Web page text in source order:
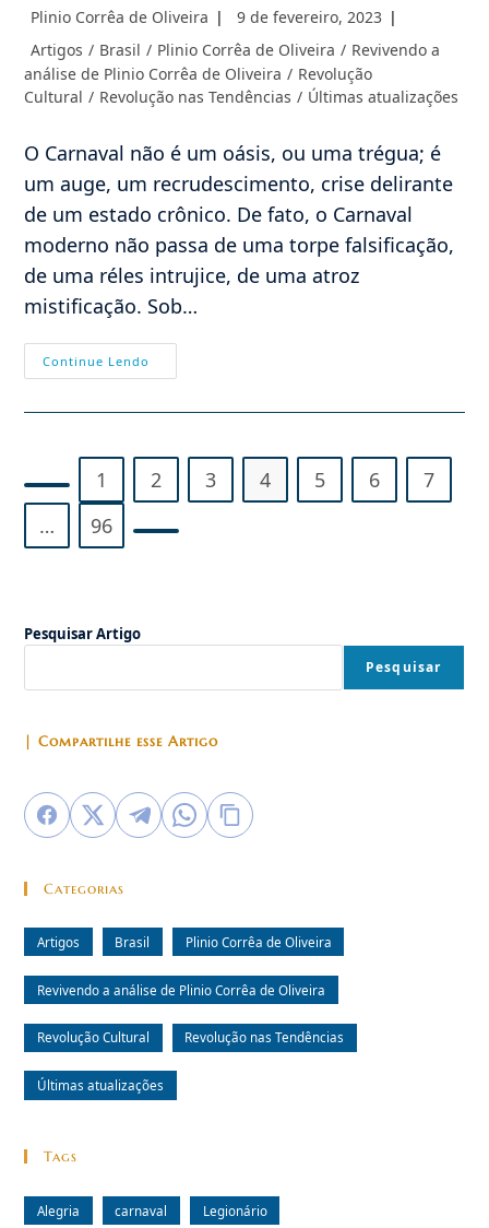
Autor
post:
Plinio Corrêa de Oliveira
Post
9 de fevereiro, 2023
Categoria
do
post:
Artigos / Brasil / Plinio Corrêa de Oliveira / Revivendo a
análise de Plinio Corrêa de Oliveira / Revolução
Cultural / Revolução nas Tendências / Últimas atualizações
O Carnaval não é um oásis, ou uma trégua; é
um auge, um recrudescimento, crise delirante
de um estado crônico. De fato, o Carnaval
moderno não passa de uma torpe falsificação,
de uma réles intrujice, de uma atroz
mistificação. Sob…
Continue Lendo
Que
Ir para a página anterior
1 2 3 4 5 6
7
…
96
Pesquisar Artigo
Pesquisar
| Compartilhe esse Artigo
Categorias
Artigos Brasil Plinio Corrêa de Oliveira
Revivendo a análise de Plinio Corrêa de Oliveira
Revolução Cultural Revolução nas Tendências
Últimas atualizações
Tags
Alegria carnaval Legionário